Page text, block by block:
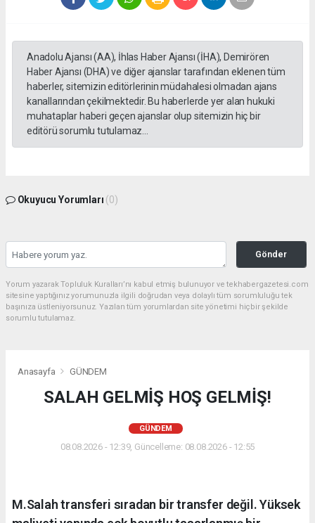
Anadolu Ajansı (AA), İhlas Haber Ajansı (İHA), Demirören
Haber Ajansı (DHA) ve diğer ajanslar tarafından eklenen tüm
haberler, sitemizin editörlerinin müdahalesi olmadan ajans
kanallarından çekilmektedir. Bu haberlerde yer alan hukuki
muhataplar haberi geçen ajanslar olup sitemizin hiç bir
editörü sorumlu tutulamaz...
Okuyucu Yorumları (0)
Gönder
Yorum yazarak Topluluk Kuralları’nı kabul etmiş bulunuyor ve tekhabergazetesi.com
sitesine yaptığınız yorumunuzla ilgili doğrudan veya dolaylı tüm sorumluluğu tek
başınıza üstleniyorsunuz. Yazılan tüm yorumlardan site yönetimi hiçbir şekilde
sorumlu tutulamaz.
Anasayfa GÜNDEM
SALAH GELMİŞ HOŞ GELMİŞ!
GÜNDEM
08.08.2026 - 12:39, Güncelleme: 08.08.2026 - 12:55
M.Salah transferi sıradan bir transfer değil. Yüksek